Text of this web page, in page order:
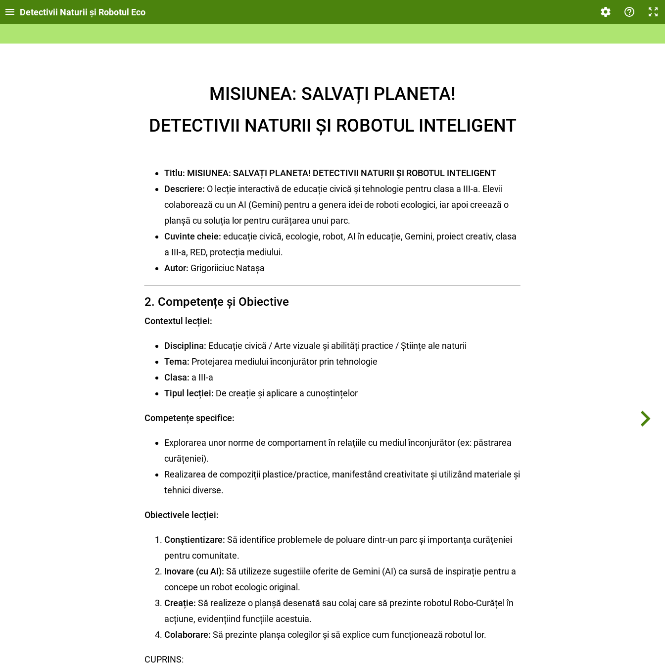
Detectivii Naturii și Robotul Eco
MISIUNEA: SALVAȚI PLANETA!
DETECTIVII NATURII ȘI ROBOTUL INTELIGENT
Titlu: MISIUNEA: SALVAȚI PLANETA! DETECTIVII NATURII ȘI ROBOTUL INTELIGENT
Descriere: O lecție interactivă de educație civică și tehnologie pentru clasa a III-a. Elevii
colaborează cu un AI (Gemini) pentru a genera idei de roboti ecologici, iar apoi creează o
planșă cu soluția lor pentru curățarea unui parc.
Cuvinte cheie: educație civică, ecologie, robot, AI în educație, Gemini, proiect creativ, clasa
a III-a, RED, protecția mediului.
Autor: Grigoriiciuc Natașa
2. Competențe și Obiective
Contextul lecției:
Disciplina: Educație civică / Arte vizuale și abilități practice / Științe ale naturii
Tema: Protejarea mediului înconjurător prin tehnologie
Clasa: a III-a
Tipul lecției: De creație și aplicare a cunoștințelor
Competențe specifice:
Explorarea unor norme de comportament în relațiile cu mediul înconjurător (ex: păstrarea
curățeniei).
Realizarea de compoziții plastice/practice, manifestând creativitate și utilizând materiale și
tehnici diverse.
Obiectivele lecției:
Conștientizare: Să identifice problemele de poluare dintr-un parc și importanța curățeniei
pentru comunitate.
Inovare (cu AI): Să utilizeze sugestiile oferite de Gemini (AI) ca sursă de inspirație pentru a
concepe un robot ecologic original.
Creație: Să realizeze o planșă desenată sau colaj care să prezinte robotul Robo-Curățel în
acțiune, evidențiind funcțiile acestuia.
Colaborare: Să prezinte planșa colegilor și să explice cum funcționează robotul lor.
CUPRINS: